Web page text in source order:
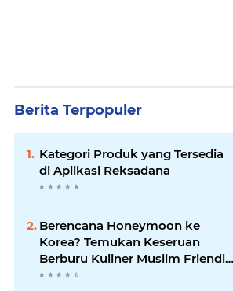
Berita Terpopuler
Kategori Produk yang Tersedia
di Aplikasi Reksadana
Berencana Honeymoon ke
Korea? Temukan Keseruan
Berburu Kuliner Muslim Friendly
di Seoul